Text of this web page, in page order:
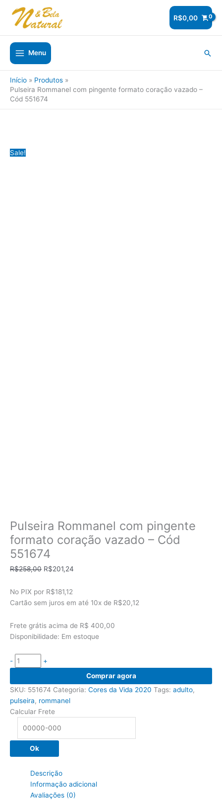
para
conteúdo
R$0,00
Menu
Início
Produtos
Pulseira Rommanel com pingente formato coração vazado –
Cód 551674
Sale!
Pulseira Rommanel com pingente
formato coração vazado – Cód
551674
R$258,00 O
original
era:
R$201,24
é:
No PIX por R$181,12
Cartão sem juros em até 10x de R$20,12
Frete grátis acima de R$ 400,00
Disponibilidade: Em estoque
-
Rommanel
com
pingente
formato
coração
vazado
551674
quantidade
+
Comprar agora
SKU: 551674 Categoria: Cores da Vida 2020 Tags: adulto,
pulseira, rommanel
Calcular Frete
Ok
Descrição
Informação adicional
Avaliações (0)